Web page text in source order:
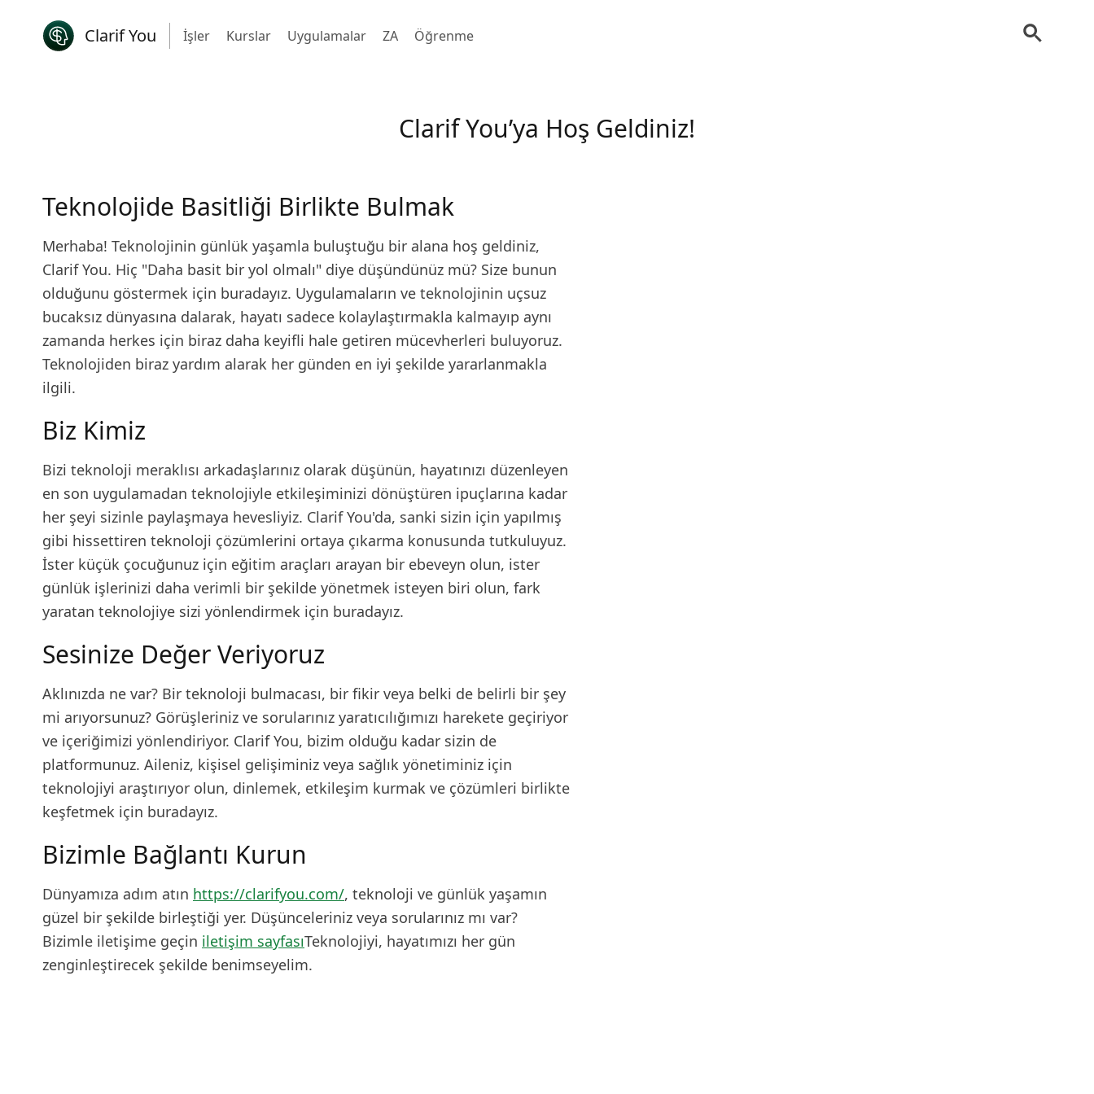
Clarif You İşler Kurslar Uygulamalar ZA Öğrenme
Clarif You’ya Hoş Geldiniz!
Teknolojide Basitliği Birlikte Bulmak
Merhaba! Teknolojinin günlük yaşamla buluştuğu bir alana hoş geldiniz,
Clarif You. Hiç "Daha basit bir yol olmalı" diye düşündünüz mü? Size bunun
olduğunu göstermek için buradayız. Uygulamaların ve teknolojinin uçsuz
bucaksız dünyasına dalarak, hayatı sadece kolaylaştırmakla kalmayıp aynı
zamanda herkes için biraz daha keyifli hale getiren mücevherleri buluyoruz.
Teknolojiden biraz yardım alarak her günden en iyi şekilde yararlanmakla
ilgili.
Biz Kimiz
Bizi teknoloji meraklısı arkadaşlarınız olarak düşünün, hayatınızı düzenleyen
en son uygulamadan teknolojiyle etkileşiminizi dönüştüren ipuçlarına kadar
her şeyi sizinle paylaşmaya hevesliyiz. Clarif You'da, sanki sizin için yapılmış
gibi hissettiren teknoloji çözümlerini ortaya çıkarma konusunda tutkuluyuz.
İster küçük çocuğunuz için eğitim araçları arayan bir ebeveyn olun, ister
günlük işlerinizi daha verimli bir şekilde yönetmek isteyen biri olun, fark
yaratan teknolojiye sizi yönlendirmek için buradayız.
Sesinize Değer Veriyoruz
Aklınızda ne var? Bir teknoloji bulmacası, bir fikir veya belki de belirli bir şey
mi arıyorsunuz? Görüşleriniz ve sorularınız yaratıcılığımızı harekete geçiriyor
ve içeriğimizi yönlendiriyor. Clarif You, bizim olduğu kadar sizin de
platformunuz. Aileniz, kişisel gelişiminiz veya sağlık yönetiminiz için
teknolojiyi araştırıyor olun, dinlemek, etkileşim kurmak ve çözümleri birlikte
keşfetmek için buradayız.
Bizimle Bağlantı Kurun
Dünyamıza adım atın https://clarifyou.com/, teknoloji ve günlük yaşamın
güzel bir şekilde birleştiği yer. Düşünceleriniz veya sorularınız mı var?
Bizimle iletişime geçin iletişim sayfasıTeknolojiyi, hayatımızı her gün
zenginleştirecek şekilde benimseyelim.